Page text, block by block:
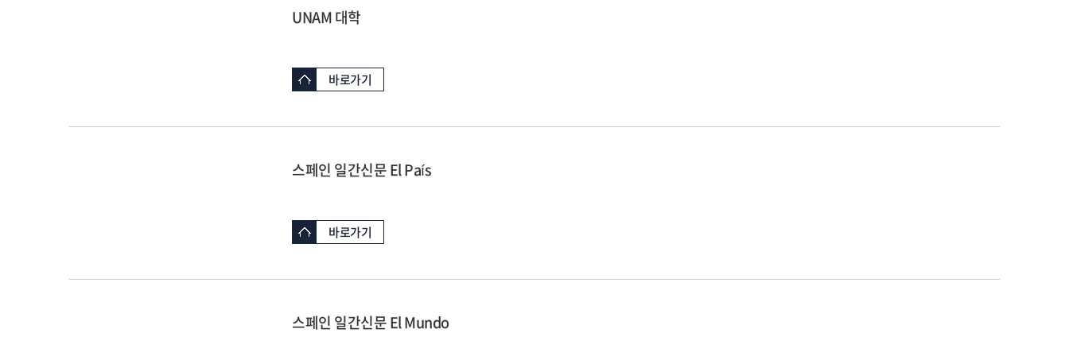
UNAM 대학
바로가기
스페인 일간신문 El País
바로가기
스페인 일간신문 El Mundo